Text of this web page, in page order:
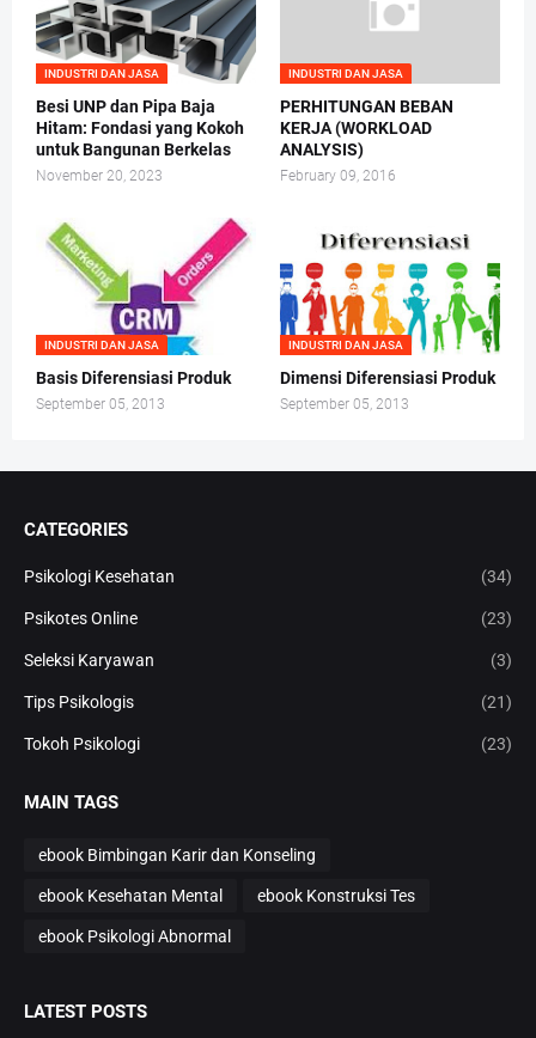
INDUSTRI DAN JASA
Besi UNP dan Pipa Baja
Hitam: Fondasi yang Kokoh
untuk Bangunan Berkelas
November 20, 2023
INDUSTRI DAN JASA
PERHITUNGAN BEBAN
KERJA (WORKLOAD
ANALYSIS)
February 09, 2016
INDUSTRI DAN JASA
Basis Diferensiasi Produk
September 05, 2013
INDUSTRI DAN JASA
Dimensi Diferensiasi Produk
September 05, 2013
CATEGORIES
Psikologi Kesehatan (34)
Psikotes Online (23)
Seleksi Karyawan (3)
Tips Psikologis (21)
Tokoh Psikologi (23)
MAIN TAGS
ebook Bimbingan Karir dan Konseling
ebook Kesehatan Mental ebook Konstruksi Tes
ebook Psikologi Abnormal
LATEST POSTS